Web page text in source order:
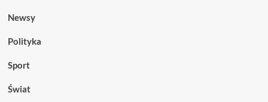
Newsy
Polityka
Sport
Świat